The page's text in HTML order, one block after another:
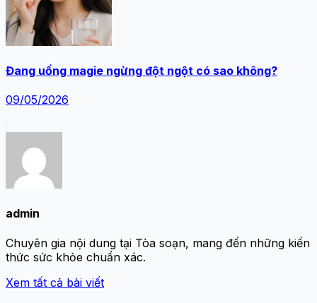
Đang uống magie ngừng đột ngột có sao không?
09/05/2026
admin
Chuyên gia nội dung tại Tòa soạn, mang đến những kiến
thức sức khỏe chuẩn xác.
Xem tất cả bài viết